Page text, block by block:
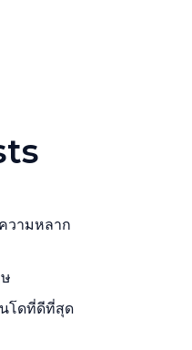
วามหลาก
โดที่ดีที่สุด